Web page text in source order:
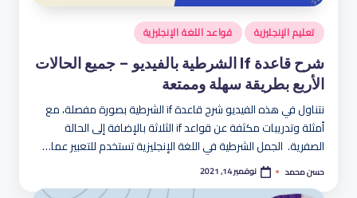
نُشر
في
تعليم الإنجليزية قواعد اللغة الإنجليزية
شرح قاعدة If الشرطية بالفيديو – جميع الحالات
الأربع بطريقة سهلة وممتعة
نتناول في هذه الفيديو شرح قاعدة if الشرطية بصورة مفصلة، مع
أمثلة وتدريبات مكثفة عن قواعد if الثلاثة بالإضافة إلى الحالة
الصفرية. الجمل الشرطية في اللغة الإنجليزية تستخدم للتعبير عما…
تمّ
النشر
بواسطة
حسن محمد نوفمبر 14, 2021